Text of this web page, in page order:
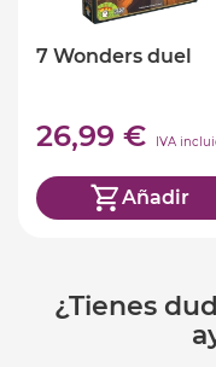
7 Wonders duel
26,99 € IVA
Añadir
¿Tienes